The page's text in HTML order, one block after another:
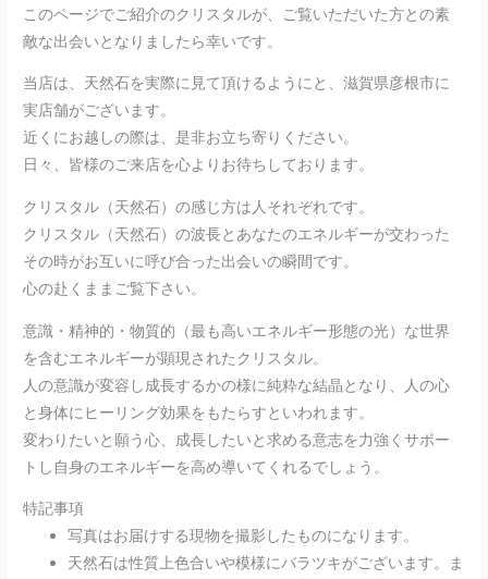
このページでご紹介のクリスタルが、ご覧いただいた方との素
敵な出会いとなりましたら幸いです。
当店は、天然石を実際に見て頂けるようにと、滋賀県彦根市に
実店舗がございます。
近くにお越しの際は、是非お立ち寄りください。
日々、皆様のご来店を心よりお待ちしております。
クリスタル（天然石）の感じ方は人それぞれです。
クリスタル（天然石）の波長とあなたのエネルギーが交わった
その時がお互いに呼び合った出会いの瞬間です。
心の赴くままご覧下さい。
意識・精神的・物質的（最も高いエネルギー形態の光）な世界
を含むエネルギーが顕現されたクリスタル。
人の意識が変容し成長するかの様に純粋な結晶となり、人の心
と身体にヒーリング効果をもたらすといわれます。
変わりたいと願う心、成長したいと求める意志を力強くサポー
トし自身のエネルギーを高め導いてくれるでしょう。
特記事項
写真はお届けする現物を撮影したものになります。
天然石は性質上色合いや模様にバラツキがございます。ま